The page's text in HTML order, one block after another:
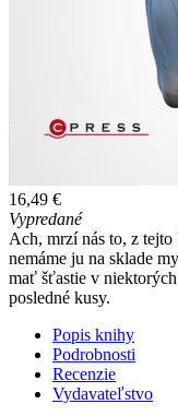
16,49 €
Vypredané
Ach, mrzí nás to, z
nemáme ju na sklade
mať šťastie v
posledné kusy.
Popis knihy
Podrobnosti
Recenzie
Vydavateľstvo